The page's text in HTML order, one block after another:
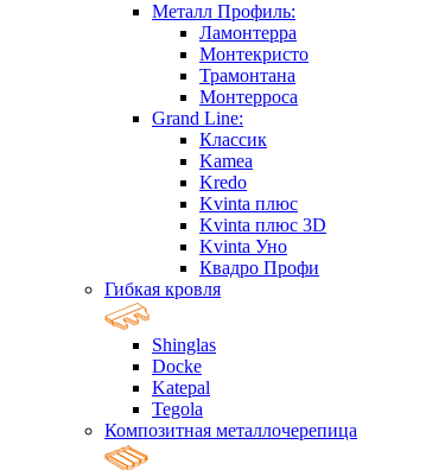
Металл Профиль:
Ламонтерра
Монтекристо
Трамонтана
Монтерроса
Grand Line:
Классик
Kamea
Kredo
Kvinta плюс
Kvinta плюс 3D
Kvinta Уно
Квадро Профи
Гибкая кровля
Shinglas
Docke
Katepal
Tegola
Композитная металлочерепица